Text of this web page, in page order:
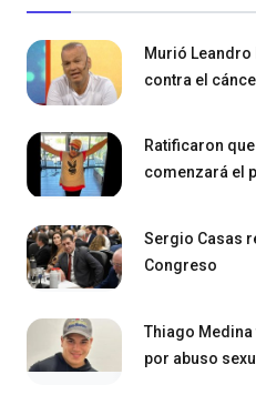
Murió Leandro
contra el
Ratificaron
comenzará el
Sergio Casas
Congreso
Thiago
por abuso